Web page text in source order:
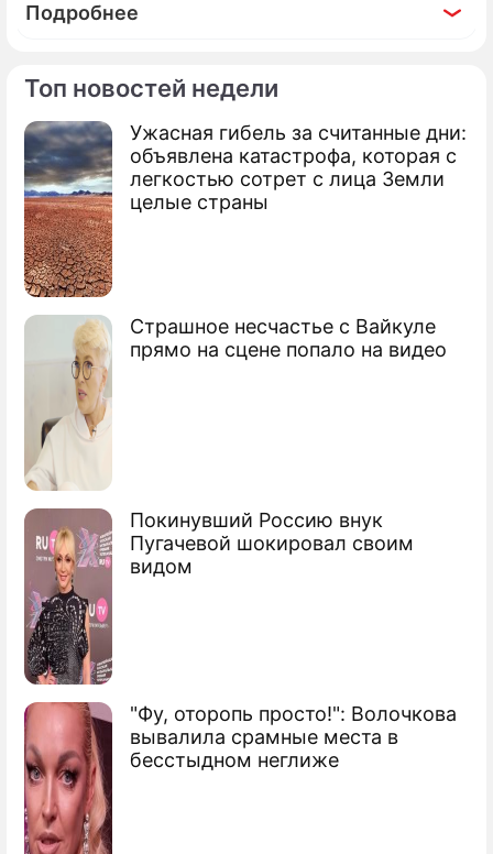
Топ новостей недели
Ужасная гибель за считанные дни:
объявлена катастрофа, которая с
легкостью сотрет с лица Земли
целые страны
Страшное несчастье с Вайкуле
прямо на сцене попало на видео
Покинувший Россию внук
Пугачевой шокировал своим
видом
"Фу, оторопь просто!": Волочкова
вывалила срамные места в
бесстыдном неглиже
Подробнее
По теме
Москва направит почти 900 млрд
рублей на программу "Столичное
здравоохранение"
Собянин подвел итоги первого года
работы Кадрового центра
Департамента здравоохранения